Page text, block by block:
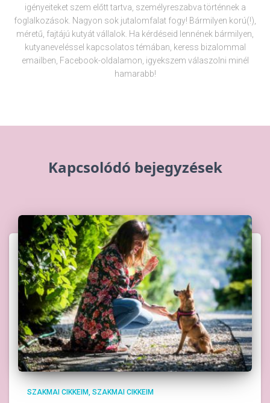
igényeiteket szem előtt tartva, személyreszabva történnek a
foglalkozások. Nagyon sok jutalomfalat fogy! Bármilyen korú(!),
méretű, fajtájú kutyát vállalok. Ha kérdéseid lennének bármilyen,
kutyaneveléssel kapcsolatos témában, keress bizalommal
emailben, Facebook-oldalamon, igyekszem válaszolni minél
hamarabb!
Kapcsolódó bejegyzések
SZAKMAI CIKKEIM SZAKMAI CIKKEIM